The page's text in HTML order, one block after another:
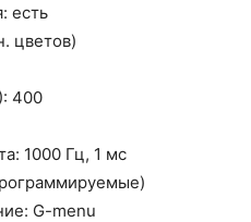
есть
цветов)
400
1000 Гц, 1 мс
G-menu